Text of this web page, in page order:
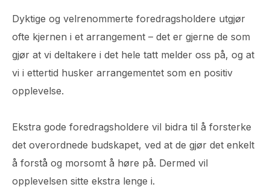
Dyktige og velrenommerte foredragsholdere utgjør
ofte kjernen i et arrangement – det er gjerne de som
gjør at vi deltakere i det hele tatt melder oss på, og at
vi i ettertid husker arrangementet som en positiv
opplevelse.
Ekstra gode foredragsholdere vil bidra til å forsterke
det overordnede budskapet, ved at de gjør det enkelt
å forstå og morsomt å høre på. Dermed vil
opplevelsen sitte ekstra lenge i.